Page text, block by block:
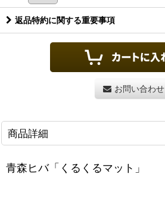
返品特約に関する重要事項
お問い合わせ
商品詳細
青森ヒバ「くるくるマット」